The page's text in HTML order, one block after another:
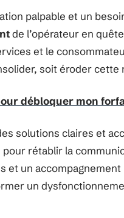
palpable et un
de l’opérateur en quête
et le
soit éroder cette
débloquer mon
solutions claires et
rétablir la
et un
un